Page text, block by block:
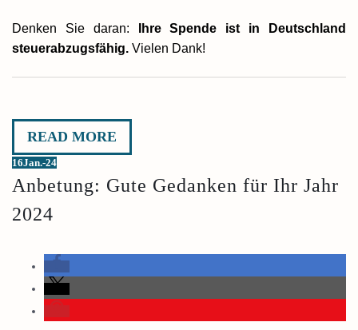
Denken Sie daran:
Ihre Spende ist in Deutschland
steuerabzugsfähig. Vielen Dank!
READ MORE
16Jan.-24
Anbetung: Gute Gedanken für Ihr Jahr
2024